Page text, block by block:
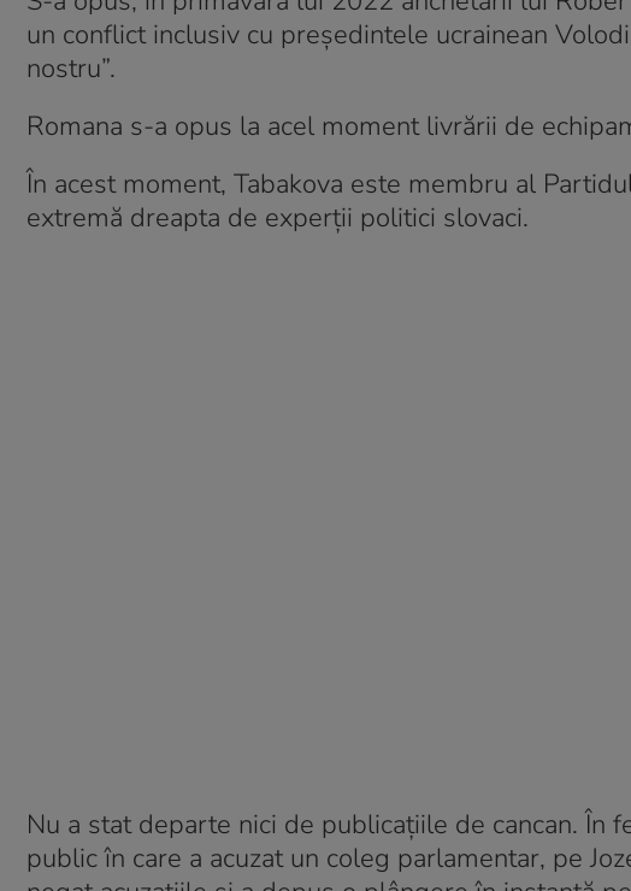
un conflict inclusiv cu președintele ucrainean
nostru”.
Romana s-a opus la acel moment livrării de
În acest moment, Tabakova este membru al
extremă dreapta de experții politici slovaci.
Nu a stat departe nici de publicațiile de cancan.
public în care a acuzat un coleg parlamentar, pe